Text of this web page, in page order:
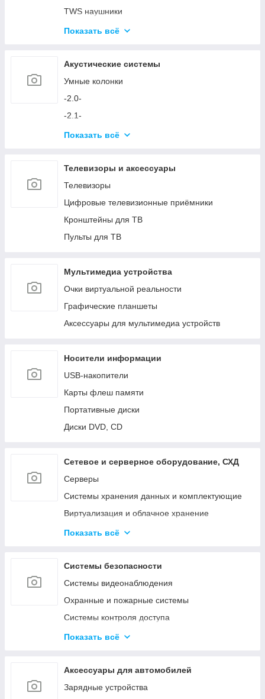
Устройства ввода и аксессуары
Игровые кресла
Игровые устройства
Симуляторы и аксессуары
TWS наушники
Микрофоны
Показать всё
Акустические системы
Умные колонки
-2.0-
-2.1-
Акустика с технологией Bluetooth
Показать всё
Телевизоры и аксессуары
Телевизоры
Цифровые телевизионные приёмники
Кронштейны для ТВ
Пульты для ТВ
Мультимедиа устройства
Очки виртуальной реальности
Графические планшеты
Аксессуары для мультимедиа устройств
Носители информации
USB-накопители
Карты флеш памяти
Портативные диски
Диски DVD, CD
Сетевое и серверное оборудование, СХД
Cерверы
Системы хранения данных и комплектующие
Виртуализация и облачное хранение
Активное сетевое
Показать всё
Системы безопасности
Системы видеонаблюдения
Охранные и пожарные системы
Системы контроля доступа
Системы оповещения и аудиотрансляция
Показать всё
Аксессуары для автомобилей
Зарядные устройства